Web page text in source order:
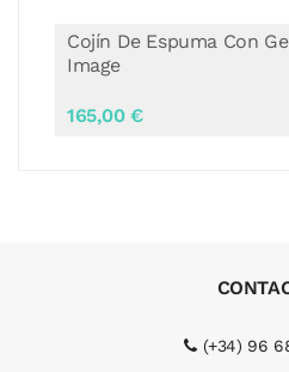
Cojín de Espuma con
Plus
150,00 €
(+34) 96